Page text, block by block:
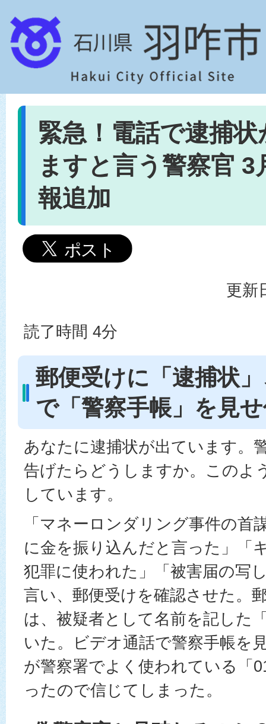
緊急！電話で逮捕
ますと言う警察官 3
報追加
更新
読了時間 4分
郵便受けに「逮捕状
で「警察手帳」を見
あなたに逮捕状が出ています。
告げたらどうしますか。このよ
しています。
「マネーロンダリング事件の首
に金を振り込んだと言った」「
犯罪に使われた」「被害届の写
言い、郵便受けを確認させた。
は、被疑者として名前を記した
いた。ビデオ通話で警察手帳を
が警察署でよく使われている「
ったので信じてしまった。